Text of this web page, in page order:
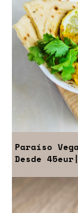
Paraíso
Desde 45eur